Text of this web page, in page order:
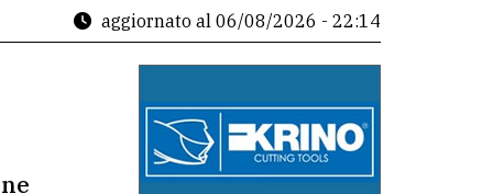
aggiornato al 06/08/2026 - 22:14